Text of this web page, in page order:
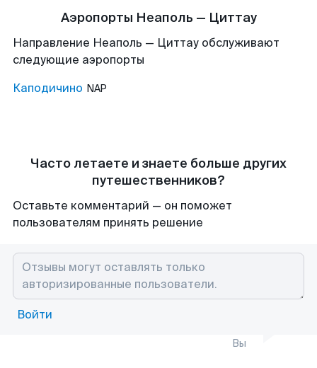
Аэропорты Неаполь — Циттау
Направление Неаполь — Циттау обслуживают
следующие аэропорты
Каподичино NAP
Часто летаете и знаете больше других
путешественников?
Оставьте комментарий — он поможет
пользователям принять решение
Войти
Вы